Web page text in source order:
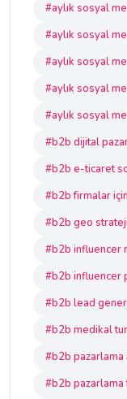
#aylık sosyal
#aylık sosyal
#aylık sosyal
#aylık sosyal
#aylık sosyal
#b2b dijital
#b2b e-ticaret
#b2b firmalar
#b2b geo
#b2b influencer
#b2b influencer
#b2b lead
#b2b medikal
#b2b pazarlama
#b2b